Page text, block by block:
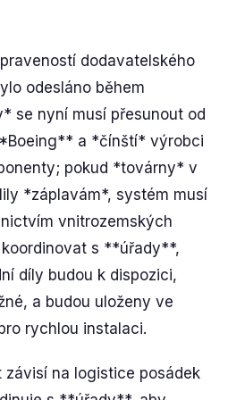
dodavatelského
odesláno během
se nyní musí přesunout od
a *čínští* výrobci
pokud *továrny* v
*záplavám*, systém musí
vnitrozemských
s **úřady**,
díly budou k dispozici,
a budou uloženy ve
rychlou instalaci.
závisí na logistice posádek